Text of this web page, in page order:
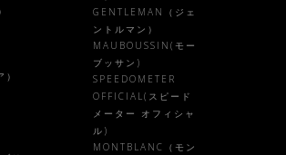
GENTLEMAN（ジェ
ントルマン）
MAUBOUSSIN(モー
ブッサン)
SPEEDOMETER
OFFICIAL(スピード
メーター オフィシャ
ル)
MONTBLANC（モン